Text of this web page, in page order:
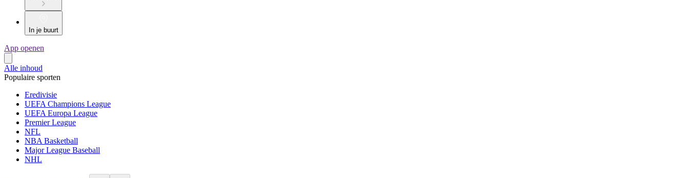
In je buurt
App openen
Alle inhoud
Populaire sporten
Eredivisie
UEFA Champions League
UEFA Europa League
Premier League
NFL
NBA Basketball
Major League Baseball
NHL